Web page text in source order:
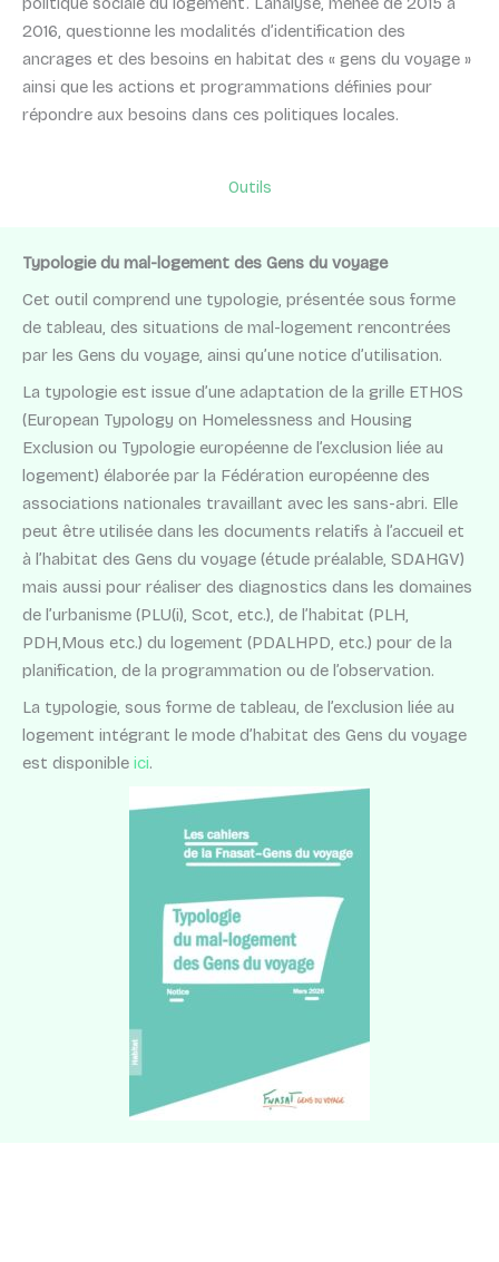
2016, questionne les modalités d’identification des
ancrages et des besoins en habitat des « gens du voyage »
ainsi que les actions et programmations définies pour
répondre aux besoins dans ces politiques locales.
Outils
Typologie du mal-logement des Gens du voyage
Cet outil comprend une typologie, présentée sous forme
de tableau, des situations de mal-logement rencontrées
par les Gens du voyage, ainsi qu’une notice d’utilisation.
La typologie est issue d’une adaptation de la grille ETHOS
(European Typology on Homelessness and Housing
Exclusion ou Typologie européenne de l’exclusion liée au
logement) élaborée par la Fédération européenne des
associations nationales travaillant avec les sans-abri. Elle
peut être utilisée dans les documents relatifs à l’accueil et
à l’habitat des Gens du voyage (étude préalable, SDAHGV)
mais aussi pour réaliser des diagnostics dans les domaines
de l’urbanisme (PLU(i), Scot, etc.), de l’habitat (PLH,
PDH,Mous etc.) du logement (PDALHPD, etc.) pour de la
planification, de la programmation ou de l’observation.
La typologie, sous forme de tableau, de l’exclusion liée au
logement intégrant le mode d’habitat des Gens du voyage
est disponible ici.